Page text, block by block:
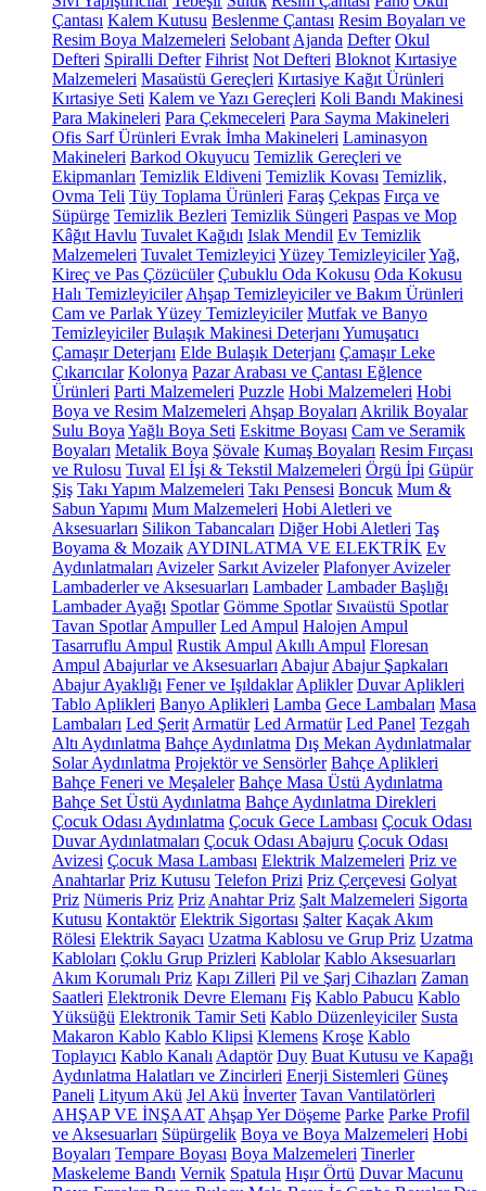
Çantası Kalem Kutusu Beslenme Çantası Resim Boyaları ve
Resim Boya Malzemeleri Selobant Ajanda Defter Okul
Defteri Spiralli Defter Fihrist Not Defteri Bloknot Kırtasiye
Malzemeleri Masaüstü Gereçleri Kırtasiye Kağıt Ürünleri
Kırtasiye Seti Kalem ve Yazı Gereçleri Koli Bandı Makinesi
Para Makineleri Para Çekmeceleri Para Sayma Makineleri
Ofis Sarf Ürünleri Evrak İmha Makineleri Laminasyon
Makineleri Barkod Okuyucu Temizlik Gereçleri ve
Ekipmanları Temizlik Eldiveni Temizlik Kovası Temizlik,
Ovma Teli Tüy Toplama Ürünleri Faraş Çekpas Fırça ve
Süpürge Temizlik Bezleri Temizlik Süngeri Paspas ve Mop
Kâğıt Havlu Tuvalet Kağıdı Islak Mendil Ev Temizlik
Malzemeleri Tuvalet Temizleyici Yüzey TemizleyicilerYağ,
Kireç ve Pas Çözücüler Çubuklu Oda Kokusu Oda Kokusu
Halı Temizleyiciler Ahşap Temizleyiciler ve Bakım Ürünleri
Cam ve Parlak Yüzey Temizleyiciler Mutfak ve Banyo
Temizleyiciler Bulaşık Makinesi Deterjanı Yumuşatıcı
Çamaşır Deterjanı Elde Bulaşık Deterjanı Çamaşır Leke
Çıkarıcılar Kolonya Pazar Arabası ve Çantası Eğlence
Ürünleri Parti Malzemeleri Puzzle Hobi Malzemeleri Hobi
Boya ve Resim Malzemeleri Ahşap Boyaları Akrilik Boyalar
Sulu Boya Yağlı Boya Seti Eskitme Boyası Cam ve Seramik
Boyaları Metalik Boya Şövale Kumaş Boyaları Resim Fırçası
ve Rulosu Tuval El İşi & Tekstil Malzemeleri Örgü İpi Güpür
Şiş Takı Yapım Malzemeleri Takı Pensesi Boncuk Mum &
Sabun Yapımı Mum Malzemeleri Hobi Aletleri ve
Aksesuarları Silikon Tabancaları Diğer Hobi Aletleri Taş
Boyama & Mozaik AYDINLATMA VE ELEKTRİK Ev
Aydınlatmaları Avizeler Sarkıt Avizeler Plafonyer Avizeler
Lambaderler ve Aksesuarları Lambader Lambader Başlığı
Lambader Ayağı Spotlar Gömme Spotlar Sıvaüstü Spotlar
Tavan Spotlar Ampuller Led Ampul Halojen Ampul
Tasarruflu Ampul Rustik Ampul Akıllı Ampul Floresan
Ampul Abajurlar ve Aksesuarları Abajur Abajur Şapkaları
Abajur Ayaklığı Fener ve Işıldaklar Aplikler Duvar Aplikleri
Tablo Aplikleri Banyo Aplikleri Lamba Gece Lambaları Masa
Lambaları Led Şerit Armatür Led Armatür Led Panel Tezgah
Altı Aydınlatma Bahçe Aydınlatma Dış Mekan Aydınlatmalar
Solar Aydınlatma Projektör ve Sensörler Bahçe Aplikleri
Bahçe Feneri ve Meşaleler Bahçe Masa Üstü Aydınlatma
Bahçe Set Üstü Aydınlatma Bahçe Aydınlatma Direkleri
Çocuk Odası Aydınlatma Çocuk Gece Lambası Çocuk Odası
Duvar Aydınlatmaları Çocuk Odası Abajuru Çocuk Odası
Avizesi Çocuk Masa Lambası Elektrik Malzemeleri Priz ve
Anahtarlar Priz Kutusu Telefon Prizi Priz Çerçevesi Golyat
Priz Nümeris Priz Priz Anahtar Priz Şalt Malzemeleri Sigorta
Kutusu Kontaktör Elektrik Sigortası Şalter Kaçak Akım
Rölesi Elektrik Sayacı Uzatma Kablosu ve Grup Priz Uzatma
Kabloları Çoklu Grup Prizleri Kablolar Kablo Aksesuarları
Akım Korumalı Priz Kapı Zilleri Pil ve Şarj Cihazları Zaman
Saatleri Elektronik Devre Elemanı Fiş Kablo Pabucu Kablo
Yüksüğü Elektronik Tamir Seti Kablo Düzenleyiciler Susta
Makaron Kablo Kablo Klipsi Klemens Kroşe Kablo
Toplayıcı Kablo Kanalı Adaptör Duy Buat Kutusu ve Kapağı
Aydınlatma Halatları ve Zincirleri Enerji Sistemleri Güneş
Paneli Lityum Akü Jel Akü İnverter Tavan Vantilatörleri
AHŞAP VE İNŞAAT Ahşap Yer Döşeme Parke Parke Profil
ve Aksesuarları Süpürgelik Boya ve Boya Malzemeleri Hobi
Boyaları Tempare Boyası Boya Malzemeleri Tinerler
Maskeleme Bandı Vernik Spatula Hışır Örtü Duvar Macunu